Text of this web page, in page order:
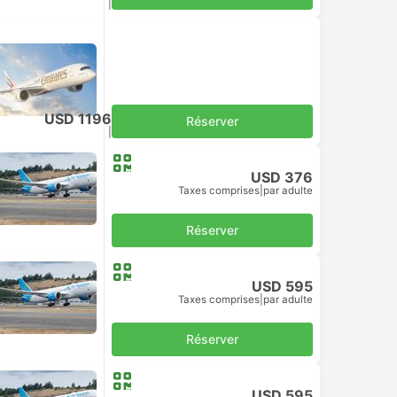
USD 1196 Réserver
USD 376
Taxes comprises par adulte
Réserver
USD 595
Taxes comprises par adulte
Réserver